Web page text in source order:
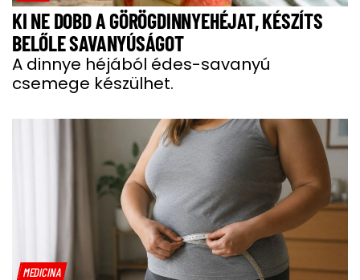
KI NE DOBD A GÖRÖGDINNYEHÉJAT, KÉSZÍTS
BELŐLE SAVANYÚSÁGOT
A dinnye héjából édes-savanyú
csemege készülhet.
MEDICINA